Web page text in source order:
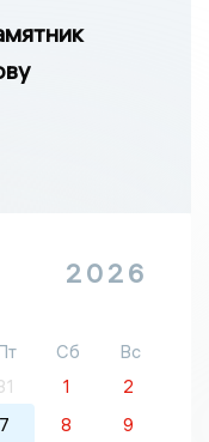
2026
Сб
Вс
1
2
7 8
9